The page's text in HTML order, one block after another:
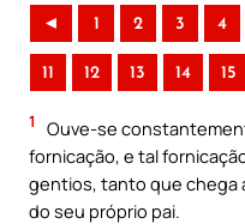
◄ 1 2 3 4
11 12 13 14 15
1
Ouve-se
fornicação, e tal
gentios, tanto que chega
do seu próprio pai.